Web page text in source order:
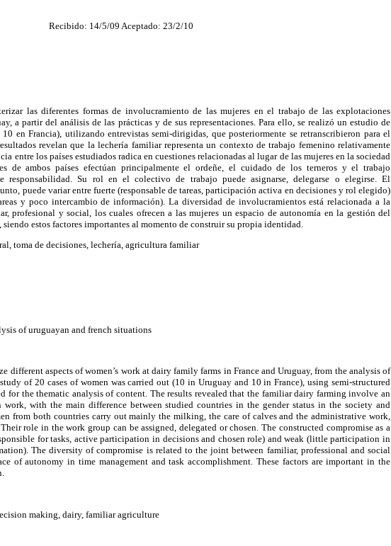
Recibido: 14/5/09 Aceptado: 23/2/10
las diferentes formas de involucramiento de las mujeres en el trabajo de las explotaciones
a partir del análisis de las prácticas y de sus representaciones. Para ello, se realizó un estudio de
en Francia), utilizando entrevistas semi-dirigidas, que posteriormente se retranscribieron para el
revelan que la lechería familiar representa un contexto de trabajo femenino relativamente
entre los países estudiados radica en cuestiones relacionadas al lugar de las mujeres en la sociedad
de ambos países efectúan principalmente el ordeñe, el cuidado de los terneros y el trabajo
responsabilidad. Su rol en el colectivo de trabajo puede asignarse, delegarse o elegirse. El
puede variar entre fuerte (responsable de tareas, participación activa en decisiones y rol elegido)
y poco intercambio de información). La diversidad de involucramientos está relacionada a la
profesional y social, los cuales ofrecen a las mujeres un espacio de autonomía en la gestión del
estos factores importantes al momento de construir su propia identidad.
toma de decisiones, lechería, agricultura familiar
of uruguayan and french situations
different aspects of women’s work at dairy family farms in France and Uruguay, from the analysis of
of 20 cases of women was carried out (10 in Uruguay and 10 in France), using semi-structured
for the thematic analysis of content. The results revealed that the familiar dairy farming involve an
work, with the main difference between studied countries in the gender status in the society and
from both countries carry out mainly the milking, the care of calves and the administrative work,
role in the work group can be assigned, delegated or chosen. The constructed compromise as a
for tasks, active participation in decisions and chosen role) and weak (little participation in
The diversity of compromise is related to the joint between familiar, professional and social
of autonomy in time management and task accomplishment. These factors are important in the
making, dairy, familiar agriculture